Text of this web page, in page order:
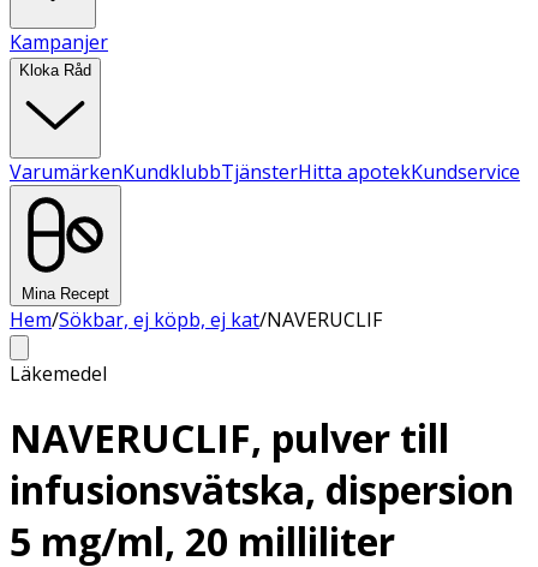
Kampanjer
Kloka Råd
VarumärkenKundklubbTjänsterHitta apotekKundservice
Mina Recept
Hem/Sökbar, ej köpb, ej kat/NAVERUCLIF
Läkemedel
NAVERUCLIF, pulver till
infusionsvätska, dispersion
5 mg/ml, 20 milliliter